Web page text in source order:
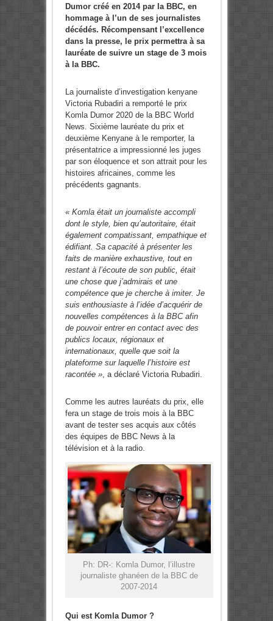
Dumor créé en 2014 par la BBC, en
hommage à l’un de ses journalistes
décédés. Récompensant l’excellence
dans la presse, le prix permettra à sa
lauréate de suivre un stage de 3 mois
à la BBC.
La journaliste d’investigation kenyane
Victoria Rubadiri a remporté le prix
Komla Dumor 2020 de la BBC World
News. Sixième lauréate du prix et
deuxième Kenyane à le remporter, la
présentatrice a impressionné les juges
par son éloquence et son attrait pour les
histoires africaines, comme les
précédents gagnants.
« Komla était un journaliste accompli
dont le style, bien qu’autoritaire, était
également compatissant, empathique et
édifiant. Sa capacité à présenter les
faits de manière exhaustive, tout en
restant à l’écoute de son public, était
une chose que j’admirais et une
compétence que je cherche à imiter. Je
suis enthousiaste à l’idée d’acquérir de
nouvelles compétences à la BBC afin
de pouvoir entrer en contact avec des
publics locaux, régionaux et
internationaux, quelle que soit la
plateforme sur laquelle l’histoire est
racontée », a déclaré Victoria Rubadiri.
Comme les autres lauréats du prix, elle
fera un stage de trois mois à la BBC
avant de tester ses acquis aux côtés
des équipes de BBC News à la
télévision et à la radio.
Ph: DR-: Komla Dumor, l’illustre
journaliste ghanéen de la BBC de
2007-2014
Qui est Komla Dumor ?